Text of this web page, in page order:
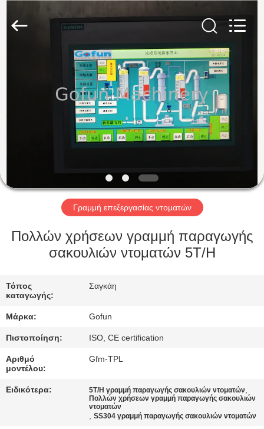
ΠΡΟΪΌΝΤΑ
ΕΜΦΆΝΙΣΗ
VR
ΠΕΡΊΠΟΥ
ΕΜΕΊΣ
ΓΎΡΟΣ
ΕΡΓΟΣΤΑΣΊΩΝ
ΠΟΙΟΤΙΚΌΣ
ΈΛΕΓΧΟΣ
Ltd..
Γραμμή επεξεργασίας ντοματών
Πολλών χρήσεων γραμμή παραγωγής
σακουλιών ντοματών 5T/H
Τόπος
καταγωγής:
Σαγκάη
Μάρκα: Gofun
Πιστοποίηση: ISO, CE certification
Αριθμό
μοντέλου:
Gfm-TPL
Ειδικότερα: 5T/H γραμμή παραγωγής σακουλιών ντοματών,
Πολλών χρήσεων γραμμή παραγωγής σακουλιών
ντοματών
,SS304 γραμμή παραγωγής σακουλιών ντοματών